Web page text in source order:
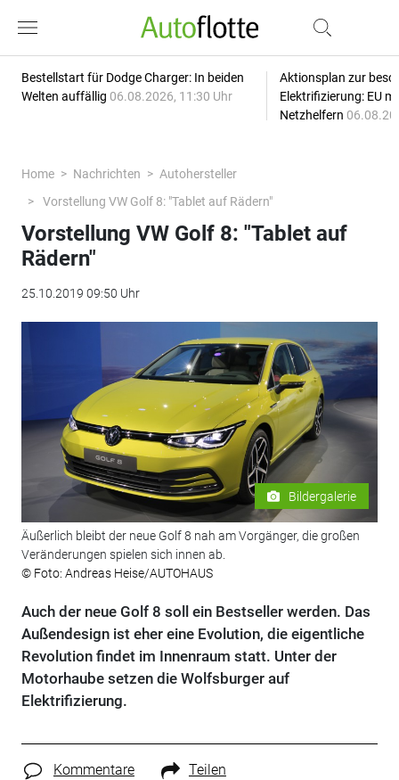
Bestellstart für Dodge Charger: In beiden
Welten auffällig 06.08.2026, 11:30 Uhr
Aktionsplan zur
Elektrifizierung: EU
Netzhelfern
Home Nachrichten
Autohersteller
Vorstellung VW Golf 8: "Tablet auf Rädern"
Vorstellung VW Golf 8: "Tablet auf
Rädern"
25.10.2019 09:50 Uhr
Bildergalerie
Äußerlich bleibt der neue Golf 8 nah am Vorgänger, die großen
Veränderungen spielen sich innen ab.
© Foto: Andreas Heise/AUTOHAUS
Auch der neue Golf 8 soll ein Bestseller werden. Das
Außendesign ist eher eine Evolution, die eigentliche
Revolution findet im Innenraum statt. Unter der
Motorhaube setzen die Wolfsburger auf
Elektrifizierung.
Kommentare Teilen